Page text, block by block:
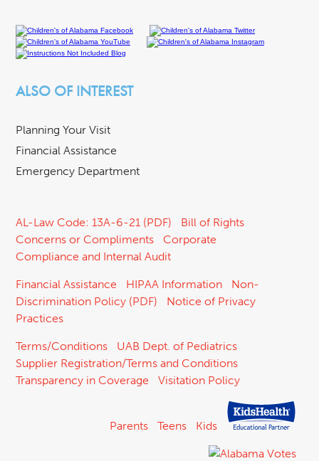
ALSO OF INTEREST
Planning Your Visit
Financial Assistance
Emergency Department
AL-Law Code: 13A-6-21 (PDF)
Bill of Rights
Concerns or Compliments
Corporate
Compliance and Internal Audit
Financial Assistance HIPAA Information
Non-
Discrimination Policy (PDF)
Notice of Privacy
Practices
Terms/Conditions
UAB Dept. of Pediatrics
Supplier Registration/Terms and Conditions
Transparency in Coverage
Visitation Policy
Parents Teens Kids